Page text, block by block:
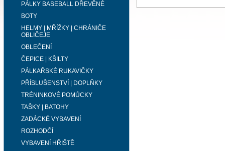
PÁLKY BASEBALL DŘEVĚNÉ
BOTY
HELMY | MŘÍŽKY | CHRÁNIČE
OBLIČEJE
OBLEČENÍ
ČEPICE | KŠILTY
PÁLKAŘSKÉ RUKAVIČKY
PŘÍSLUŠENSTVÍ | DOPLŇKY
TRÉNINKOVÉ POMŮCKY
TAŠKY | BATOHY
ZADÁCKÉ VYBAVENÍ
ROZHODČÍ
VYBAVENÍ HŘIŠTĚ